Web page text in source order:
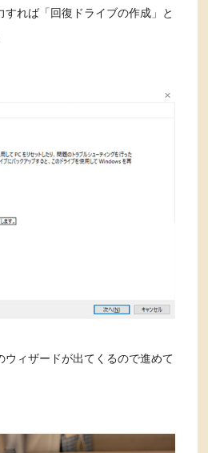
れば「回復ドライブの作成」と
ウィザードが出てくるので進めて